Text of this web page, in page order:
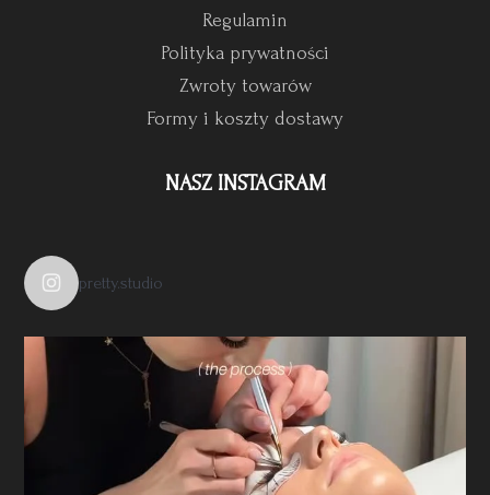
Regulamin
Polityka prywatności
Zwroty towarów
Formy i koszty dostawy
NASZ INSTAGRAM
pretty.studio